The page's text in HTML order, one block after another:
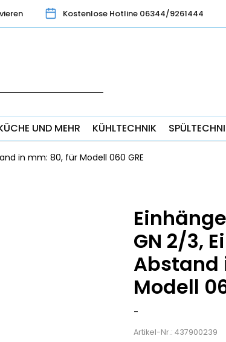
Kostenlose Hotline 06344/9261444
UND MEHR KÜHLTECHNIK
in mm: 80, für Modell 060 GRE
GN 2/3,
Abstand
Modell
-
Artikel-Nr.: 437900239